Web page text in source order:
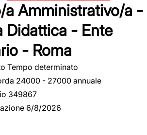
a Amministrativo/a -
Didattica - Ente
- Roma
Tempo determinato
24000 - 27000 annuale
349867
6/8/2026